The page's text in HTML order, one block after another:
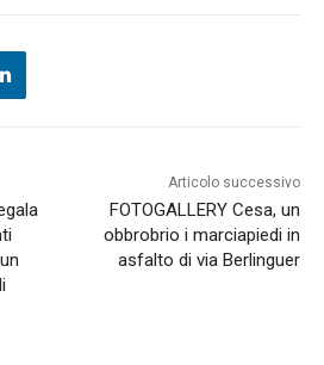
Articolo successivo
FOTOGALLERY Cesa, un
obbrobrio i marciapiedi in
asfalto di via Berlinguer